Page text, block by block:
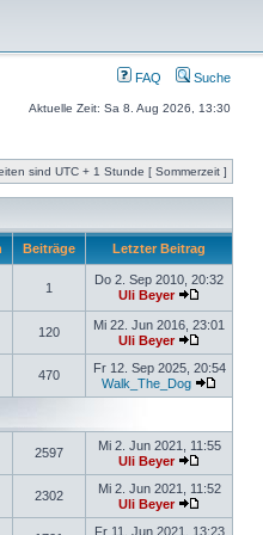
FAQ Suche
Aktuelle Zeit: Sa 8. Aug 2026, 13:30
sind UTC + 1 Stunde [ Sommerzeit ]
Beiträge Letzter Beitrag
1
Do 2. Sep 2010, 20:32
Uli Beyer
120
Mi 22. Jun 2016, 23:01
Uli Beyer
470
Fr 12. Sep 2025, 20:54
Walk_The_Dog
2597
Mi 2. Jun 2021, 11:55
Uli Beyer
2302
Mi 2. Jun 2021, 11:52
Uli Beyer
Fr 11. Jun 2021, 13:23